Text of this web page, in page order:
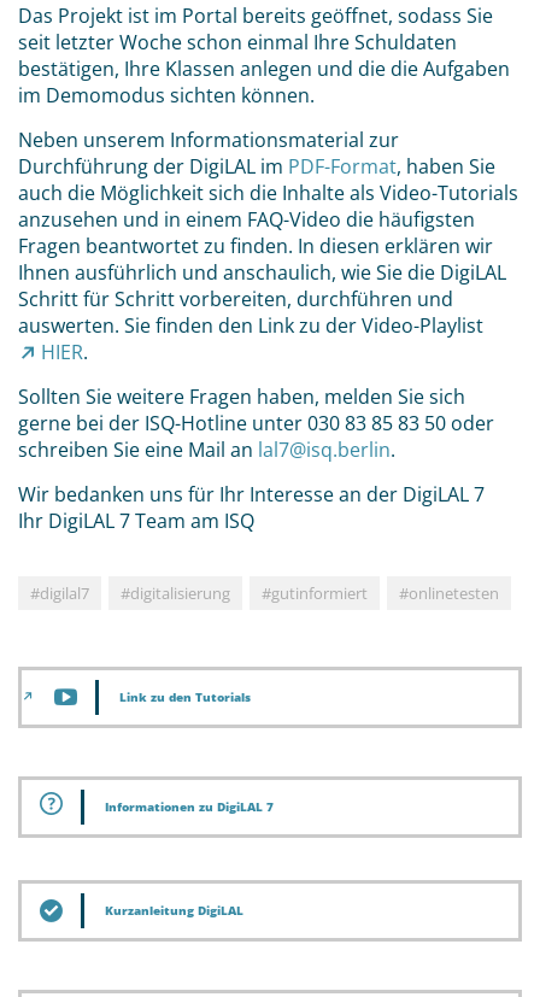
Das Projekt ist im Portal bereits geöffnet, sodass Sie
seit letzter Woche schon einmal Ihre Schuldaten
bestätigen, Ihre Klassen anlegen und die die Aufgaben
im Demomodus sichten können.
Neben unserem Informationsmaterial zur
Durchführung der DigiLAL im PDF-Format, haben Sie
auch die Möglichkeit sich die Inhalte als Video-Tutorials
anzusehen und in einem FAQ-Video die häufigsten
Fragen beantwortet zu finden. In diesen erklären wir
Ihnen ausführlich und anschaulich, wie Sie die DigiLAL
Schritt für Schritt vorbereiten, durchführen und
auswerten. Sie finden den Link zu der Video-Playlist
HIER.
Sollten Sie weitere Fragen haben, melden Sie sich
gerne bei der ISQ-Hotline unter 030 83 85 83 50 oder
schreiben Sie eine Mail an lal7@isq.berlin.
Wir bedanken uns für Ihr Interesse an der DigiLAL 7
Ihr DigiLAL 7 Team am ISQ
#digilal7 #digitalisierung #gutinformiert #onlinetesten
Link zu den Tutorials
Informationen zu DigiLAL 7
Kurzanleitung DigiLAL